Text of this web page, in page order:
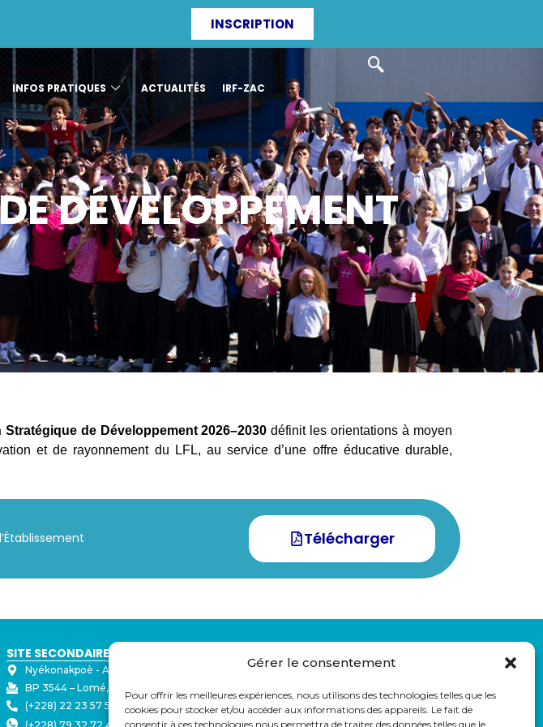
Gérer le consentement
Pour offrir les meilleures expériences, nous utilisons des technologies telles que les
cookies pour stocker et/ou accéder aux informations des appareils. Le fait de
consentir à ces technologies nous permettra de traiter des données telles que le
INSCRIPTION
INFOS PRATIQUES ACTUALITÉS IRF-ZAC
DÉVELOPPEMENT
Stratégique de Développement 2026–2030 définit les orientations à moyen
et de rayonnement du LFL, au service d’une offre éducative durable,
Télécharger
SITE SECONDAIRE
Nyékonakpoè - ⁠Ave Joseph Strauss
BP 3544 – Lomé, Togo
(+228) 22 23 57 50
Eduka
Pronote
Webmail